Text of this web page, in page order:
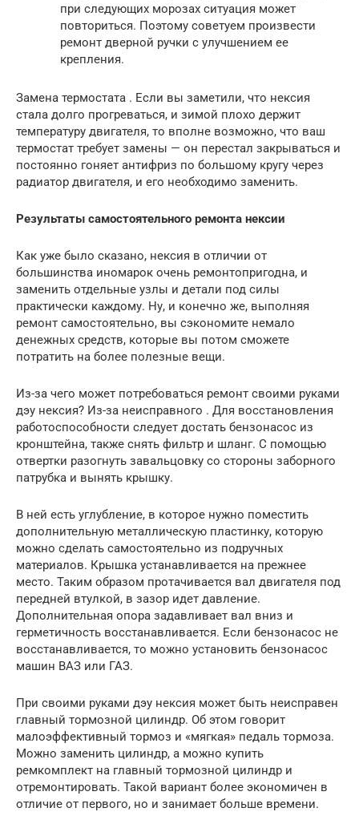
при следующих морозах ситуация может
повториться. Поэтому советуем произвести
ремонт дверной ручки с улучшением ее
крепления.
Замена термостата . Если вы заметили, что нексия
стала долго прогреваться, и зимой плохо держит
температуру двигателя, то вполне возможно, что ваш
термостат требует замены — он перестал закрываться и
постоянно гоняет антифриз по большому кругу через
радиатор двигателя, и его необходимо заменить.
Результаты самостоятельного ремонта нексии
Как уже было сказано, нексия в отличии от
большинства иномарок очень ремонтопригодна, и
заменить отдельные узлы и детали под силы
практически каждому. Ну, и конечно же, выполняя
ремонт самостоятельно, вы сэкономите немало
денежных средств, которые вы потом сможете
потратить на более полезные вещи.
Из-за чего может потребоваться ремонт своими руками
дэу нексия? Из-за неисправного . Для восстановления
работоспособности следует достать бензонасос из
кронштейна, также снять фильтр и шланг. С помощью
отвертки разогнуть завальцовку со стороны заборного
патрубка и вынять крышку.
В ней есть углубление, в которое нужно поместить
дополнительную металлическую пластинку, которую
можно сделать самостоятельно из подручных
материалов. Крышка устанавливается на прежнее
место. Таким образом протачивается вал двигателя под
передней втулкой, в зазор идет давление.
Дополнительная опора задавливает вал вниз и
герметичность восстанавливается. Если бензонасос не
восстанавливается, то можно установить бензонасос
машин ВАЗ или ГАЗ.
При своими руками дэу нексия может быть неисправен
главный тормозной цилиндр. Об этом говорит
малоэффективный тормоз и «мягкая» педаль тормоза.
Можно заменить цилиндр, а можно купить
ремкомплект на главный тормозной цилиндр и
отремонтировать. Такой вариант более экономичен в
отличие от первого, но и занимает больше времени.